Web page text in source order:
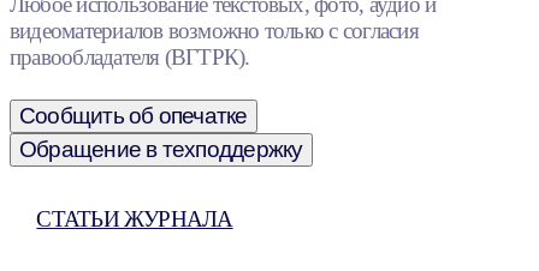
видеоматериалов возможно только с согласия
правообладателя (ВГТРК).
Сообщить об опечатке
Обращение в техподдержку
СТАТЬИ ЖУРНАЛА